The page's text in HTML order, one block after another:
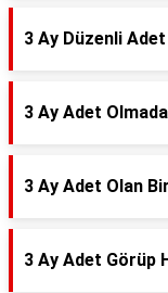
3 Ay Düzenli
3 Ay Adet
3 Ay Adet Olan
3 Ay Adet Görüp